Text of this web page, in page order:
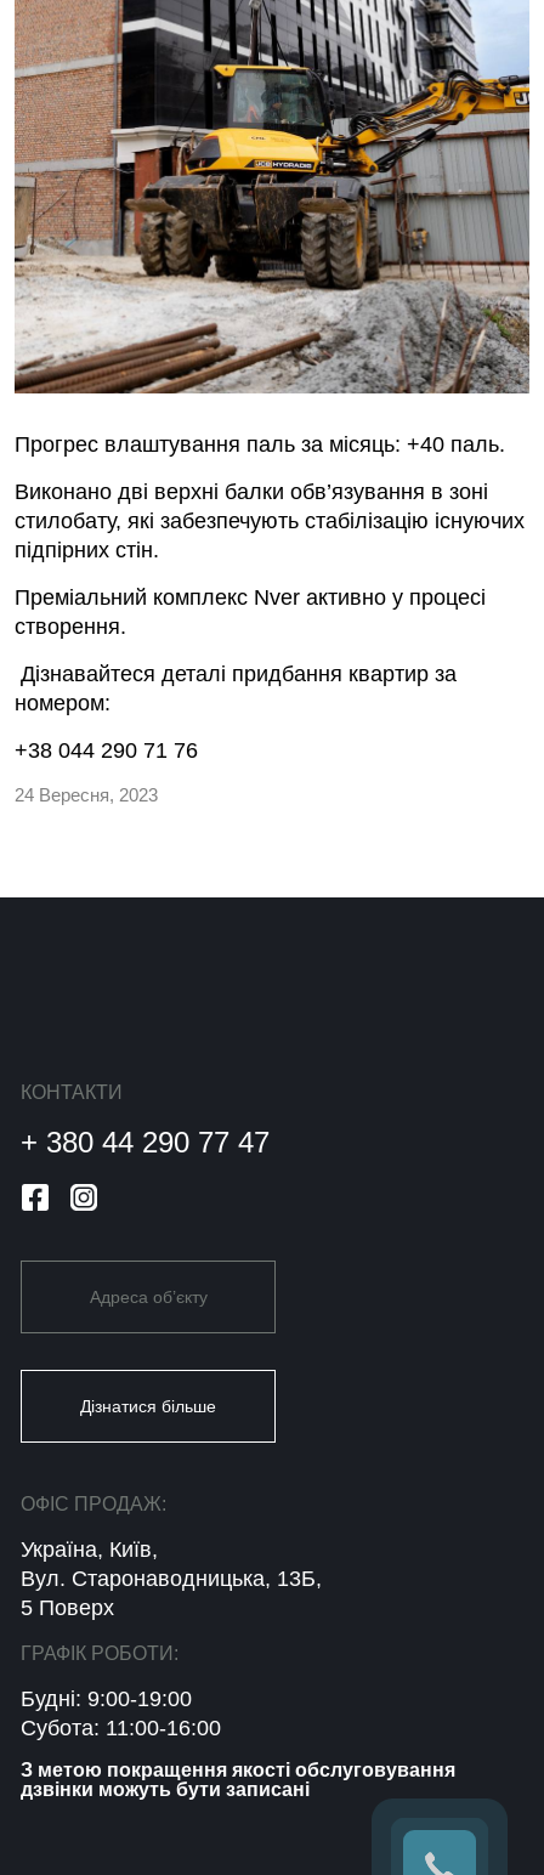
Прогрес влаштування паль за місяць: +40 паль.
Виконано дві верхні балки обв’язування в зоні
стилобату, які забезпечують стабілізацію існуючих
підпірних стін.
Преміальний комплекс Nver активно у процесі
створення.
Дізнавайтеся деталі придбання квартир за
номером:
+38 044 290 71 76
24 Вересня, 2023
КОНТАКТИ
+ 380 44 290 77 47
Адреса об’єкту
Дізнатися більше
ОФІС ПРОДАЖ:
Україна, Київ,
Вул. Старонаводницька, 13Б,
5 Поверх
ГРАФІК РОБОТИ:
Будні: 9:00-19:00
Субота: 11:00-16:00
З метою покращення якості обслуговування
дзвінки можуть бути записані